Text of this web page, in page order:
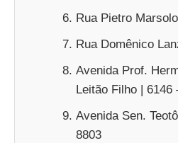
Rua Pietro
Rua Domênico
Avenida Prof.
Leitão Filho | 6146
Avenida Sen.
8803